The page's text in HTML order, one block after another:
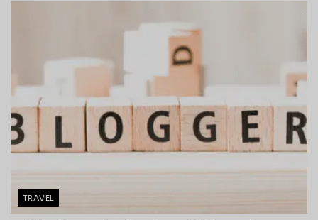
TRAVEL